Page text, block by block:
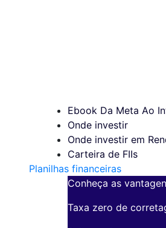
Ebook Da Meta Ao
Onde investir
Onde investir em
Carteira de FIIs
Planilhas financeiras
Conheça as
Taxa zero de